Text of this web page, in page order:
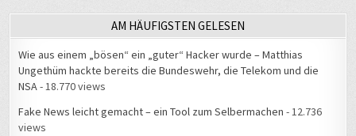
AM HÄUFIGSTEN GELESEN
Wie aus einem „bösen“ ein „guter“ Hacker wurde – Matthias
Ungethüm hackte bereits die Bundeswehr, die Telekom und die
NSA- 18.770 views
Fake News leicht gemacht – ein Tool zum Selbermachen - 12.736
views